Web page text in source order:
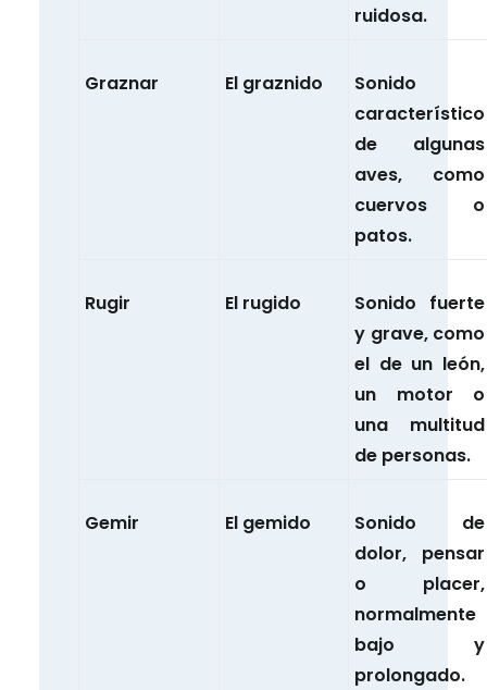
ruidosa.
Graznar El graznido
Sonido
característico
de algunas
aves, como
cuervos o
patos.
Rugir El rugido
Sonido fuerte
y grave, como
el de un león,
un motor o
una multitud
de personas.
Gemir El gemido
Sonido de
dolor, pensar
o placer,
normalmente
bajo y
prolongado.